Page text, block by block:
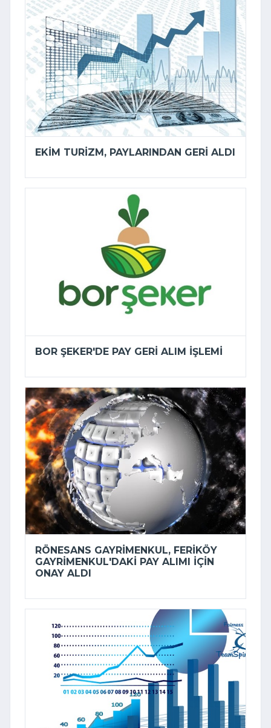
EKIM TURIZM, PAYLARINDAN GERI ALDI
BOR ŞEKER'DE PAY GERI ALIM IŞLEMI
RÖNESANS GAYRIMENKUL, FERIKÖY
GAYRIMENKUL'DAKI PAY ALIMI IÇIN
ONAY ALDI